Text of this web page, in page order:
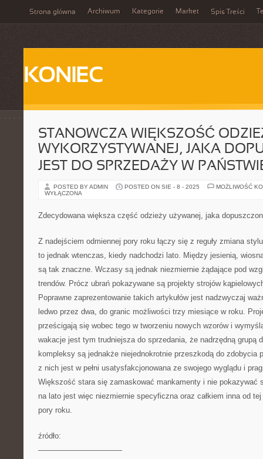
Strona główna Archiwum Kategorie Market Spis Treści
KONIEC
STANOWCZA WIĘKSZOŚĆ
WYKORZYSTYWANEJ, JAKA
JEST DO SPRZEDAŻY W
POSTED BY ADMIN POSTED ON SIE - 8 - 2025
MOŻLIWOŚĆ
WYŁĄCZONA
Zdecydowana większa część odzieży używanej, jaka
Z nadejściem odmiennej pory roku łączy się z reguły zmiana
to jednak wtenczas, kiedy nadchodzi lato. Między jesienią,
są tak znaczne. Wczasy są jednak niezmiernie żądające pod
trendów. Prócz ubrań pokazywane są projekty strojów
Poprawne zaprezentowanie takich artykułów jest nadzwyczaj
ledwo przez dwa, do granic możliwości trzy miesiące w roku.
prześcigają się wobec tego w tworzeniu nowych wzorów i
wakacje jest tym trudniejsza do sprzedania, że nadrzędną grupą
kompleksy są jednakże niejednokrotnie przeszkodą do zdobycia
z nich jest w pełni usatysfakcjonowana ze swojego wyglądu i
Większość stara się zamaskować mankamenty i nie pokazywać
na lato jest więc niezmiernie specyficzna oraz całkiem inna od tej
pory roku.
źródło:
———————————